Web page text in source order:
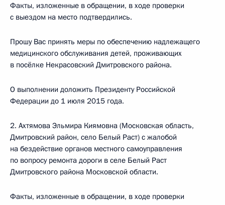
Факты, изложенные в обращении, в ходе проверки
с выездом на место подтвердились.
Прошу Вас принять меры по обеспечению надлежащего
медицинского обслуживания детей, проживающих
в посёлке Некрасовский Дмитровского района.
О выполнении доложить Президенту Российской
Федерации до 1 июля 2015 года.
2. Ахтямова Эльмира Киямовна (Московская область,
Дмитровский район, село Белый Раст) с жалобой
на бездействие органов местного самоуправления
по вопросу ремонта дороги в селе Белый Раст
Дмитровского района Московской области.
Факты, изложенные в обращении, в ходе проверки